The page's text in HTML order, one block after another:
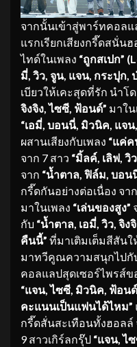
จากนั้นเข้าสู่พาร์ทคอล
แรกเรียกเสียงกรี๊ดสนั่น
ไทด์ในเพลง “ถูกสเปก”
มี่, วิว, จูน, แจน, กระปุก,
เบียวให้เคะสุดที่รัก นำโ
จิงจิง, ไซซี, ฟ้อนด์” มาใน
“เอมี่, บอนนี่, มิวนิค, แจ
ผสานเสียงกับเพลง “แค่ค
จาก 7 สาว “มิ้ลค์, เลิฟ, วิ
จาก “น้ำตาล, ฟิล์ม, บอน
กรี๊ดกันอย่างต่อเนื่อง จ
มาในเพลง “เล่นของสูง”
กับ “น้ำตาล, เอมี่, วิว, จิง
คืนนี้” ที่มาเติมเต็มสีสัน
มาทวีคูณความสนุกไปกับ
คอลแลปสุดเซอร์ไพรส์ข
“แจน, ไซซี, มิวนิค, ฟ้อนด์
คะแนนเป็นแฟนได้ไหม”
กรี๊ดสั่นสะเทือนทั้งฮอล
9 สาวเกิร์ลกรุ๊ป “แจน, ไ